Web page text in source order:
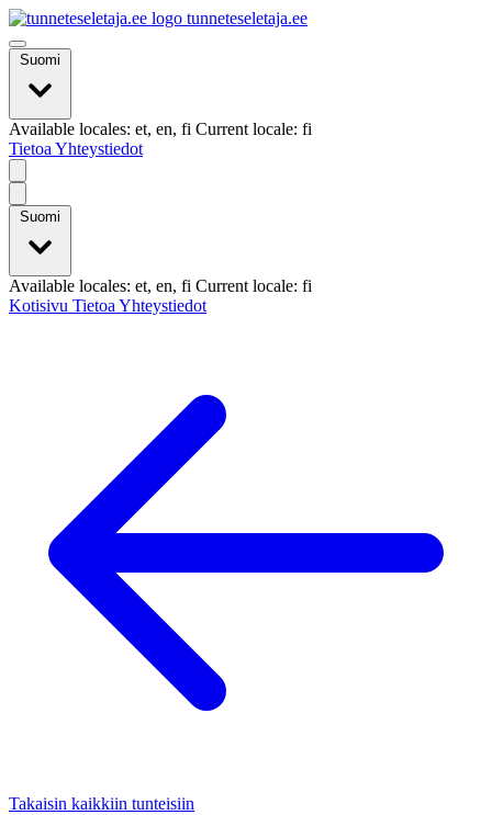
tunneteseletaja.ee
Suomi
Available locales: et, en, fi Current locale: fi
Tietoa Yhteystiedot
Suomi
Available locales: et, en, fi Current locale: fi
Kotisivu Tietoa Yhteystiedot
Takaisin kaikkiin tunteisiin